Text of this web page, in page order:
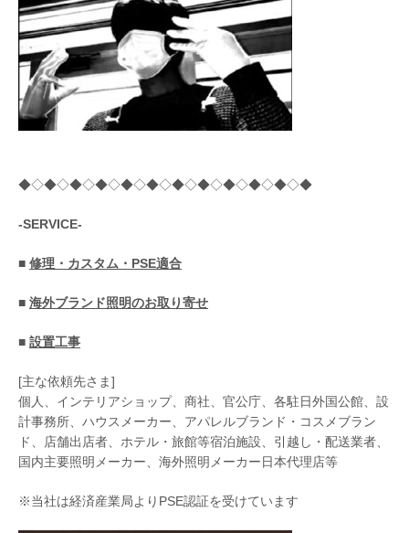
◆◇◆◇◆◇◆◇◆◇◆◇◆◇◆◇◆◇◆◇◆◇◆
-SERVICE-
■ 修理・カスタム・PSE適合
■ 海外ブランド照明のお取り寄せ
■ 設置工事
[主な依頼先さま]
個人、インテリアショップ、商社、官公庁、各駐日外国公館、設
計事務所、ハウスメーカー、アパレルブランド・コスメブラン
ド、店舗出店者、ホテル・旅館等宿泊施設、引越し・配送業者、
国内主要照明メーカー、海外照明メーカー日本代理店等
※当社は経済産業局よりPSE認証を受けています